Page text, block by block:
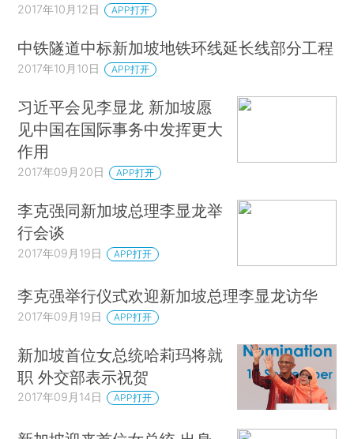
2017年10月12日 APP打开
中铁隧道中标新加坡地铁环线延长线部分工程
2017年10月10日 APP打开
习近平会见李显龙 新加坡愿
见中国在国际事务中发挥更大
作用
2017年09月20日 APP打开
李克强同新加坡总理李显龙举
行会谈
2017年09月19日 APP打开
李克强举行仪式欢迎新加坡总理李显龙访华
2017年09月19日 APP打开
新加坡首位女总统哈莉玛将就
职 外交部表示祝贺
2017年09月14日 APP打开